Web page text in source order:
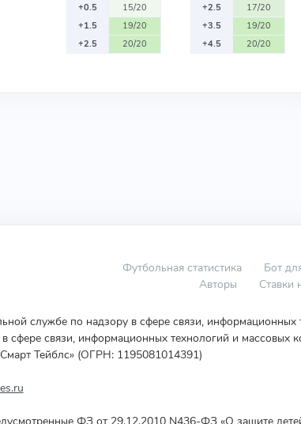
+0.5
15/20
+1.5
19/20
+2.5
20/20
+2.5
17/20
+3.5
19/20
+4.5
20/20
Футбольная статистика Бот
Авторы
Ставки
службе по надзору в сфере связи,
сфере связи, информационных технологий и
Тейблс» (ОГРН: 1195081014391)
ФЗ от 29.12.2010 N436-ФЗ «О защите